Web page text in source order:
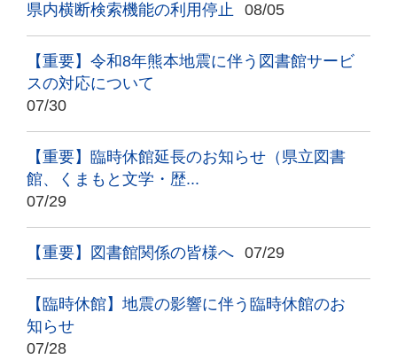
県内横断検索機能の利用停止 08/05
【重要】令和8年熊本地震に伴う図書館サービ
スの対応について
07/30
【重要】臨時休館延長のお知らせ（県立図書
館、くまもと文学・歴...
07/29
【重要】図書館関係の皆様へ 07/29
【臨時休館】地震の影響に伴う臨時休館のお
知らせ
07/28